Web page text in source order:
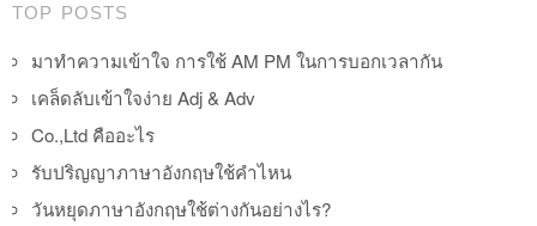
TOP POSTS
มาทำความเข้าใจ การใช้ AM PM ในการบอกเวลากัน
เคล็ดลับเข้าใจง่าย Adj & Adv
Co.,Ltd คืออะไร
รับปริญญาภาษาอังกฤษใช้คำไหน
วันหยุดภาษาอังกฤษใช้ต่างกันอย่างไร?